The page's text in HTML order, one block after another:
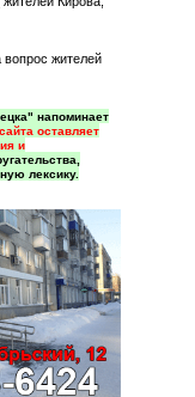
вопрос жителей
напоминает
оставляет
и
лексику.